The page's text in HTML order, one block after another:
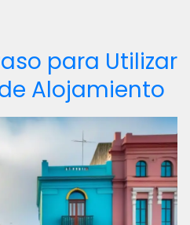
para Utilizar
Alojamiento